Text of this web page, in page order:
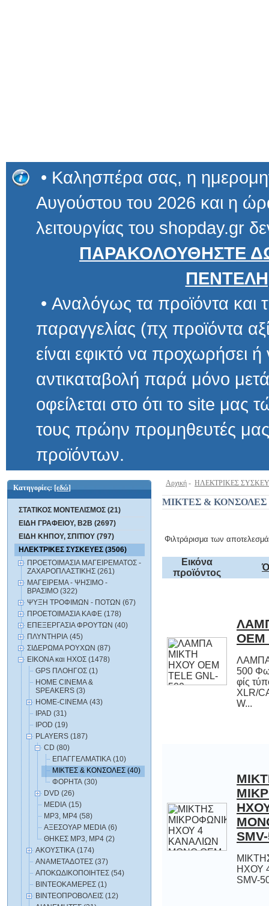
• Καλησπέρα σας, η
Αυγούστου του 2026 και η
λειτουργίας του shopday.gr
ΠΑΡΑΚΟΛΟΥΘΗΣΤΕ
• Αναλόγως τα προϊόντα και
παραγγελίας (πχ προϊόντα αξίας
είναι εφικτό να προχωρήσει ή να
αντικαταβολή παρά μόνο μετά
οφείλεται στο ότι το site μας τώρα
τους πρώην προμηθευτές μας
προϊόντων.
Κατηγορίες:[εδώ]
ΣΤΑΤΙΚΟΣ ΜΟΝΤΕΛΙΣΜΟΣ (21)
ΕΙΔΗ ΓΡΑΦΕΙΟΥ, B2B (2697)
ΕΙΔΗ ΚΗΠΟΥ, ΣΠΙΤΙΟΥ (797)
ΗΛΕΚΤΡΙΚΕΣ ΣΥΣΚΕΥΕΣ (3506)
ΠΡΟΕΤΟΙΜΑΣΙΑ ΜΑΓΕΙΡΕΜΑΤΟΣ -
ΖΑΧΑΡΟΠΛΑΣΤΙΚΗΣ (261)
ΜΑΓΕΙΡΕΜΑ - ΨΗΣΙΜΟ -
ΒΡΑΣΙΜΟ (322)
ΨΥΞΗ ΤΡΟΦΙΜΩΝ - ΠΟΤΩΝ (67)
ΠΡΟΕΤΟΙΜΑΣΙΑ ΚΑΦΕ (178)
ΕΠΕΞΕΡΓΑΣΙΑ ΦΡΟΥΤΩΝ (40)
ΠΛΥΝΤΗΡΙΑ (45)
ΣΙΔΕΡΩΜΑ ΡΟΥΧΩΝ (87)
ΕΙΚΟΝΑ και ΗΧΟΣ (1478)
GPS ΠΛΟΗΓΟΣ (1)
HOME CINEMA &
SPEAKERS (3)
HOME-CINEMA (43)
IPAD (31)
IPOD (19)
PLAYERS (187)
CD (80)
ΕΠΑΓΓΕΛΜΑΤΙΚΑ (10)
ΜΙΚΤΕΣ & ΚΟΝΣΟΛΕΣ (40)
ΦΟΡΗΤΑ (30)
DVD (26)
MEDIA (15)
MP3, MP4 (58)
ΑΞΕΣΟΥΑΡ MEDIA (6)
ΘΗΚΕΣ MP3, MP4 (2)
ΑΚΟΥΣΤΙΚΑ (174)
ΑΝΑΜΕΤΑΔΟΤΕΣ (37)
ΑΠΟΚΩΔΙΚΟΠΟΙΗΤΕΣ (54)
ΒΙΝΤΕΟΚΑΜΕΡΕΣ (1)
ΒΙΝΤΕΟΠΡΟΒΟΛΕΙΣ (12)
Αρχική - ΗΛΕΚΤΡΙΚΕΣ
ΜΙΚΤΕΣ & ΚΟΝΣΟΛΕΣ
Φιλτράρισμα των
Εικόνα
προϊόντος
500
XLR/
W...
ΗΧΟΥ 4
ΜΟΝΟ
ΗΧΟΥ
SMV-